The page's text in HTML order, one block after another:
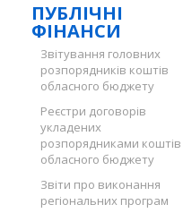
ПУБЛІЧНІ
ФІНАНСИ
Звітування головних
розпорядників коштів
обласного бюджету
Реєстри договорів
укладених
розпорядниками коштів
обласного бюджету
Звіти про виконання
регіональних програм